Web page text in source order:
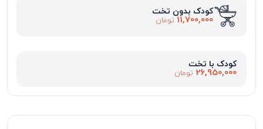
کودک بدون تخت
11,700,000 تومان
کودک با تخت
26,950,000 تومان